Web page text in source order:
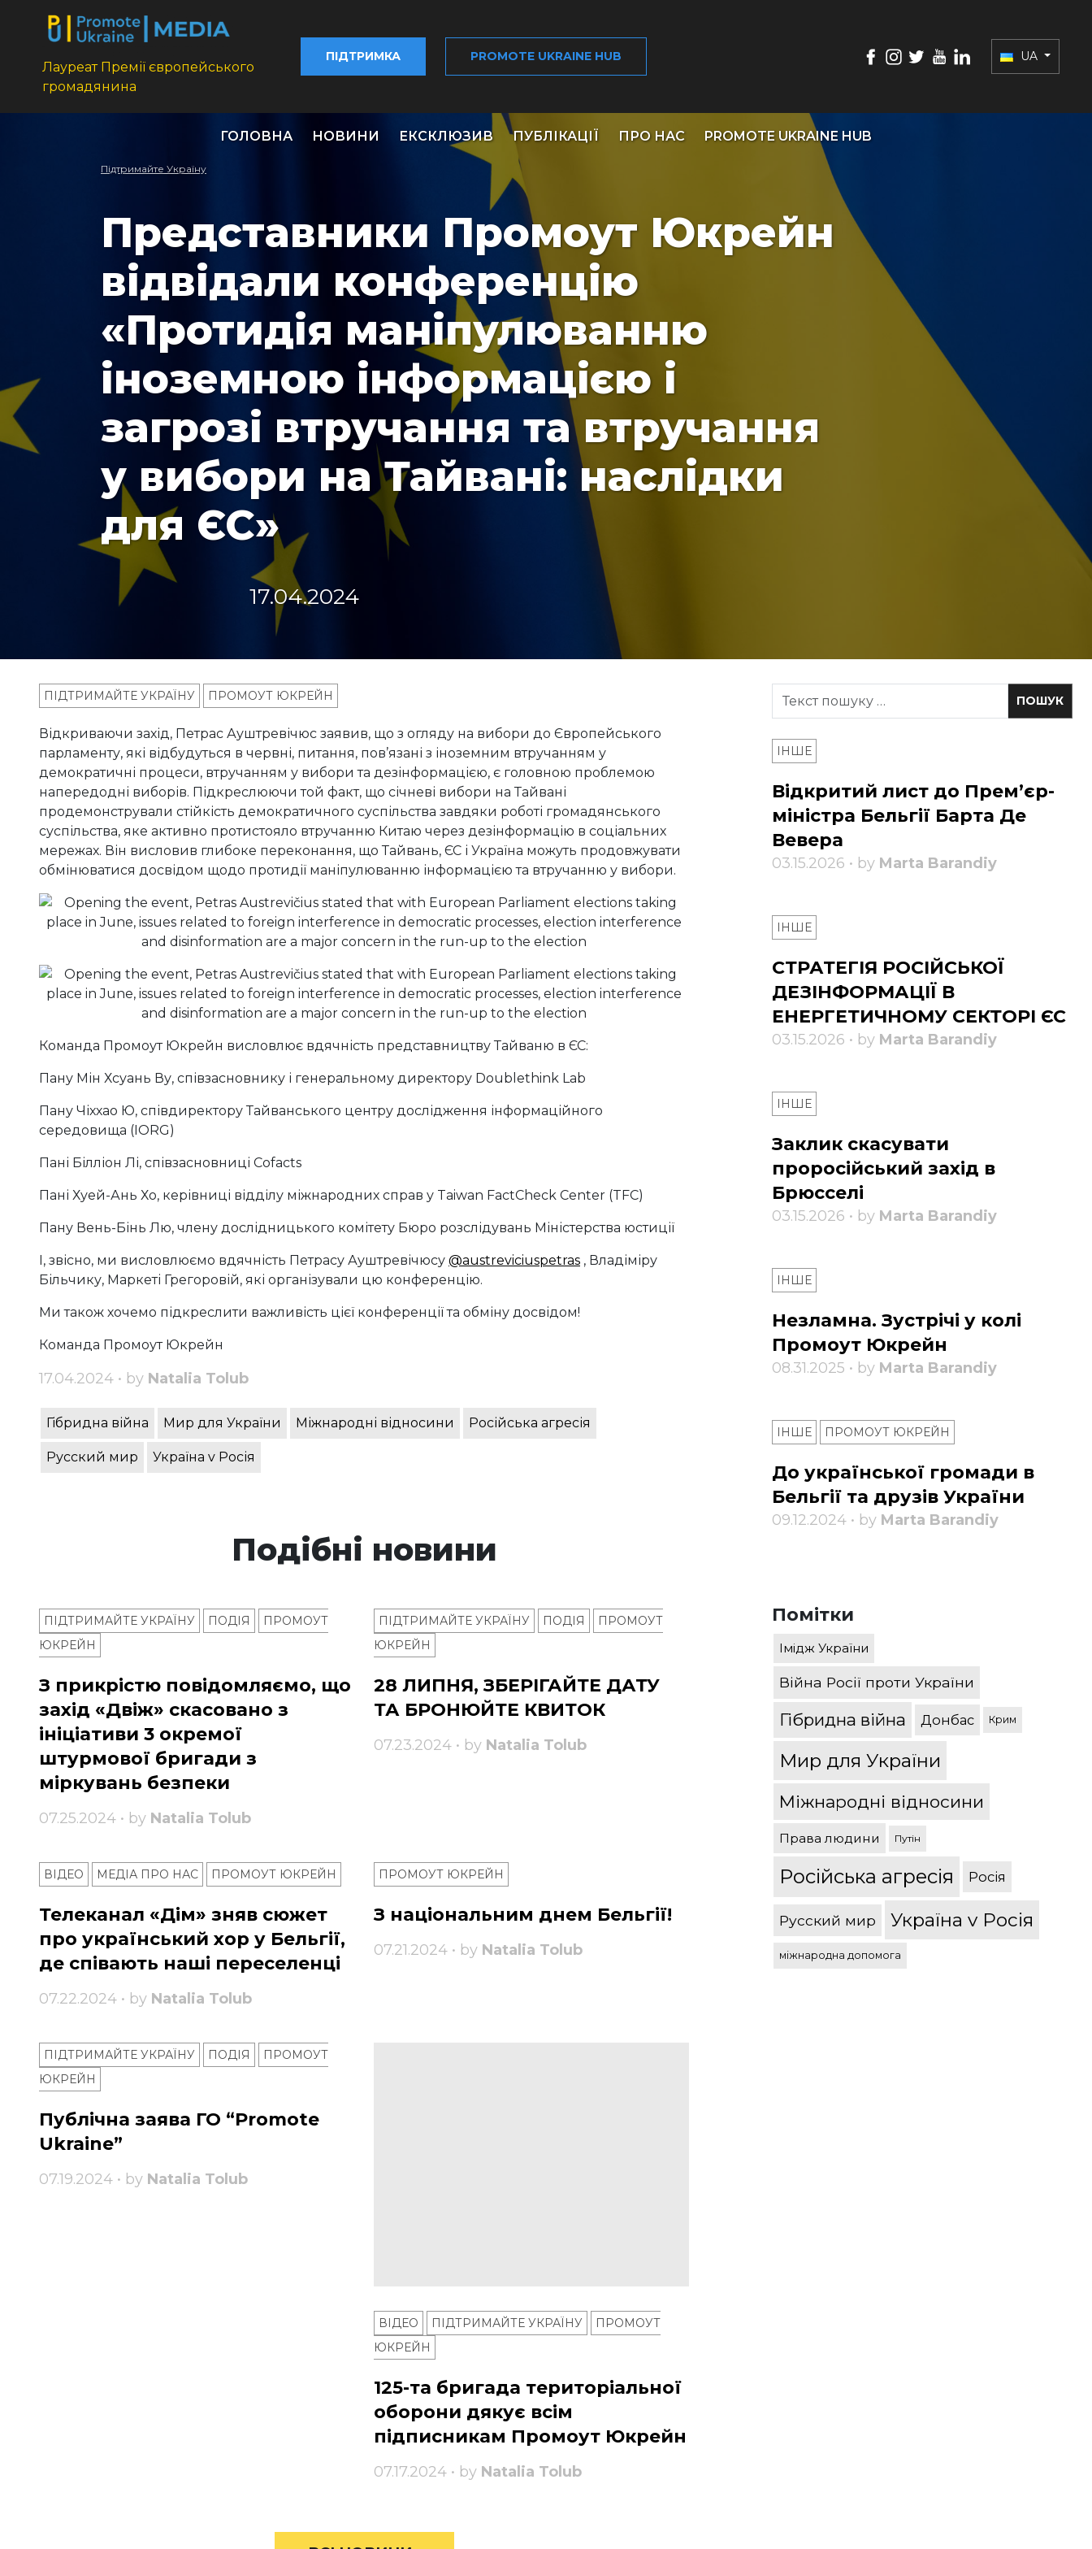
Лауреат Премії європейського
громадянина
ПІДТРИМКА PROMOTE UKRAINE HUB UA
ГОЛОВНА НОВИНИ ЕКСКЛЮЗИВ ПУБЛІКАЦІЇ ПРО НАС PROMOTE UKRAINE HUB
Підтримайте Україну
Представники Промоут Юкрейн
відвідали конференцію
«Протидія маніпулюванню
іноземною інформацією і
загрозі втручання та втручання
у вибори на Тайвані: наслідки
для ЄС»
17.04.2024
ПІДТРИМАЙТЕ УКРАЇНУ ПРОМОУТ ЮКРЕЙН
Відкриваючи захід, Петрас Ауштревічюс заявив, що з огляду на вибори до Європейського
парламенту, які відбудуться в червні, питання, пов’язані з іноземним втручанням у
демократичні процеси, втручанням у вибори та дезінформацією, є головною проблемою
напередодні виборів. Підкреслюючи той факт, що січневі вибори на Тайвані
продемонстрували стійкість демократичного суспільства завдяки роботі громадянського
суспільства, яке активно протистояло втручанню Китаю через дезінформацію в соціальних
мережах. Він висловив глибоке переконання, що Тайвань, ЄС і Україна можуть продовжувати
обмінюватися досвідом щодо протидії маніпулюванню інформацією та втручанню у вибори.
Команда Промоут Юкрейн висловлює вдячність представництву Тайваню в ЄС:
Пану Мін Хсуань Ву, співзасновнику і генеральному директору Doublethink Lab
Пану Чіххао Ю, співдиректору Тайванського центру дослідження інформаційного
середовища (IORG)
Пані Білліон Лі, співзасновниці Cofacts
Пані Хуей-Ань Хо, керівниці відділу міжнародних справ у Taiwan FactCheck Center (TFC)
Пану Вень-Бінь Лю, члену дослідницького комітету Бюро розслідувань Міністерства юстиції
І, звісно, ми висловлюємо вдячність Петрасу Ауштревічюсу @austreviciuspetras , Владіміру
Більчику, Маркеті Грегоровій, які організували цю конференцію.
Ми також хочемо підкреслити важливість цієї конференції та обміну досвідом!
Команда Промоут Юкрейн
17.04.2024 • by Natalia Tolub
Гібридна війна Мир для України Міжнародні відносини Російська агресія
Русский мир Україна v Росія
Подібні новини
ПІДТРИМАЙТЕ УКРАЇНУ ПОДІЯ
ПРОМОУТ
ЮКРЕЙН
З прикрістю повідомляємо, що
захід «Двіж» скасовано з
ініціативи 3 окремої
штурмової бригади з
міркувань безпеки
07.25.2024 • by Natalia Tolub
ПІДТРИМАЙТЕ УКРАЇНУ ПОДІЯ
ПРОМОУТ
ЮКРЕЙН
28 ЛИПНЯ, ЗБЕРІГАЙТЕ ДАТУ
ТА БРОНЮЙТЕ КВИТОК
07.23.2024 • by Natalia Tolub
ВІДЕО МЕДІА ПРО НАС ПРОМОУТ ЮКРЕЙН
Телеканал «Дім» зняв сюжет
про український хор у Бельгії,
де співають наші переселенці
07.22.2024 • by Natalia Tolub
ПРОМОУТ ЮКРЕЙН
З національним днем ​​Бельгії!
07.21.2024 • by Natalia Tolub
ПІДТРИМАЙТЕ УКРАЇНУ ПОДІЯ
ПРОМОУТ
ЮКРЕЙН
Публічна заява ГО “Promote
Ukraine”
07.19.2024 • by Natalia Tolub
ВІДЕО ПІДТРИМАЙТЕ УКРАЇНУ
ПРОМОУТ
ЮКРЕЙН
125-та бригада територіальної
оборони дякує всім
підписникам Промоут Юкрейн
07.17.2024 • by Natalia Tolub
ІНШЕ
Відкритий лист до Прем’єр-
міністра Бельгії Барта Де
Вевера
03.15.2026 • by Marta Barandiy
ІНШЕ
СТРАТЕГІЯ РОСІЙСЬКОЇ
ДЕЗІНФОРМАЦІЇ В
ЕНЕРГЕТИЧНОМУ СЕКТОРІ ЄС
03.15.2026 • by Marta Barandiy
ІНШЕ
Заклик скасувати
проросійський захід в
Брюсселі
03.15.2026 • by Marta Barandiy
ІНШЕ
Незламна. Зустрічі у колі
Промоут Юкрейн
08.31.2025 • by Marta Barandiy
ІНШЕ ПРОМОУТ ЮКРЕЙН
До української громади в
Бельгії та друзів України
09.12.2024 • by Marta Barandiy
Помітки
Імідж України
Війна Росії проти України
Гібридна війна Донбас Крим
Мир для України
Міжнародні відносини
Права людини Путін
Російська агресія Росія
Русский мир Україна v Росія
міжнародна допомога